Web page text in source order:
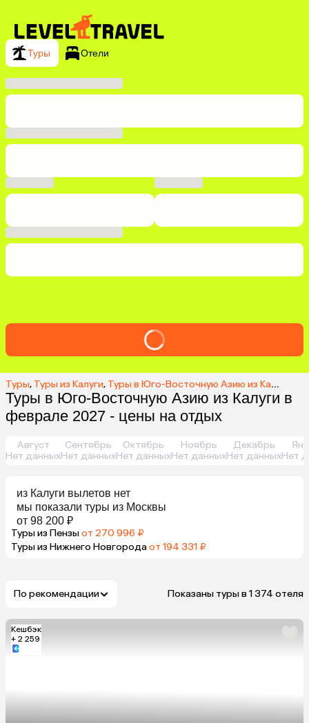
Туры Отели
Туры, Туры из Калуги, Туры в Юго-Восточную Азию из Калуги
Туры в Юго-Восточную Азию из Калуги в
феврале 2027 - цены на отдых
Август
Нет данных
Сентябрь
Нет данных
Октябрь
Нет данных
Ноябрь
Нет данных
Декабрь
Нет данныхНет
из Калуги вылетов нет
мы показали туры из Москвы
от 98 200 ₽
Туры из Пензыот 270 996 ₽
Туры из Нижнего Новгородаот 194 331 ₽
По рекомендации Показаны туры в 1 374 отеля
Кешбэк
+ 2 259